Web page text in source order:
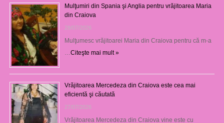
Mulţumiri din Spania şi Anglia pentru vrăjitoarea Maria
din Craiova
28/07/2026
Mulţumesc vrăjitoarei Maria din Craiova pentru că m-a
Citeşte mai mult »
Vrăjitoarea Mercedeza din Craiova este cea mai
eficientă şi căutată
27/07/2026
Vrăjitoarea Mercedeza din Craiova vine este cu